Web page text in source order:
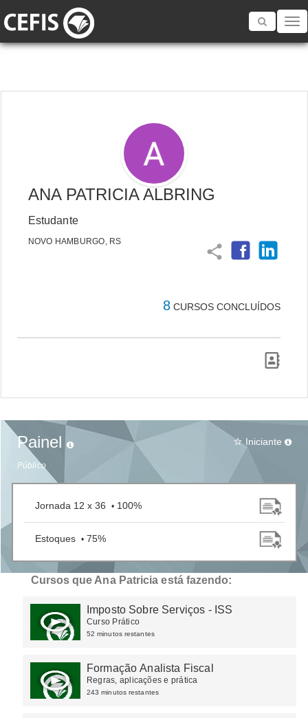
Toggle
ANA PATRICIA ALBRING
Estudante
NOVO HAMBURGO, RS
share
8 CURSOS CONCLUÍDOS
Painel
Público
star_border Iniciante
Jornada 12 x 36 • 100%
Estoques • 75%
Cursos que Ana Patricia está fazendo:
Imposto Sobre Serviços - ISS
Curso Prático
52 minutos restantes
Formação Analista Fiscal
Regras, aplicações e prática
243 minutos restantes